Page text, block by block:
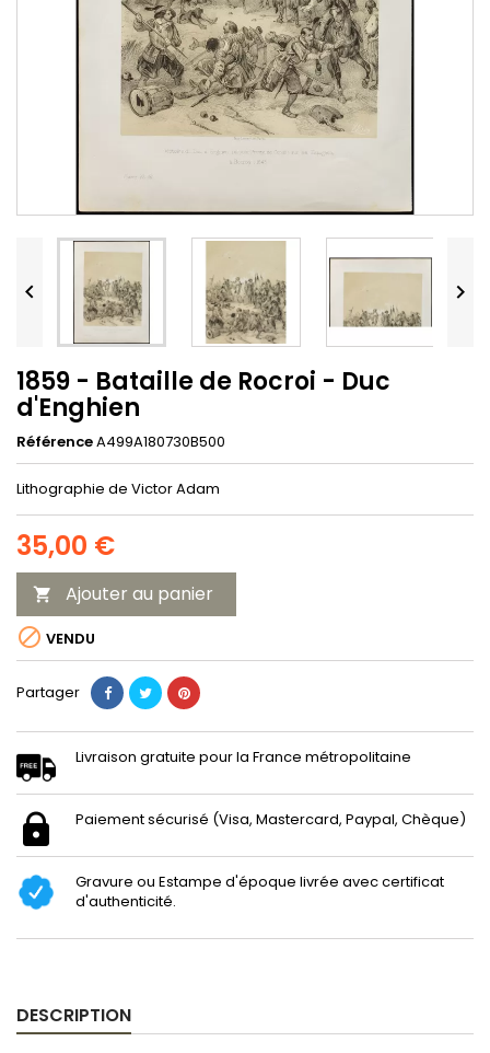
 
1859 - Bataille de Rocroi - Duc
d'Enghien
RéférenceA499A180730B500
Lithographie de Victor Adam
35,00 €
 Ajouter au panier
 VENDU
Partager
Livraison gratuite pour la France métropolitaine
Paiement sécurisé (Visa, Mastercard, Paypal, Chèque)
Gravure ou Estampe d'époque livrée avec certificat
d'authenticité.
DESCRIPTION